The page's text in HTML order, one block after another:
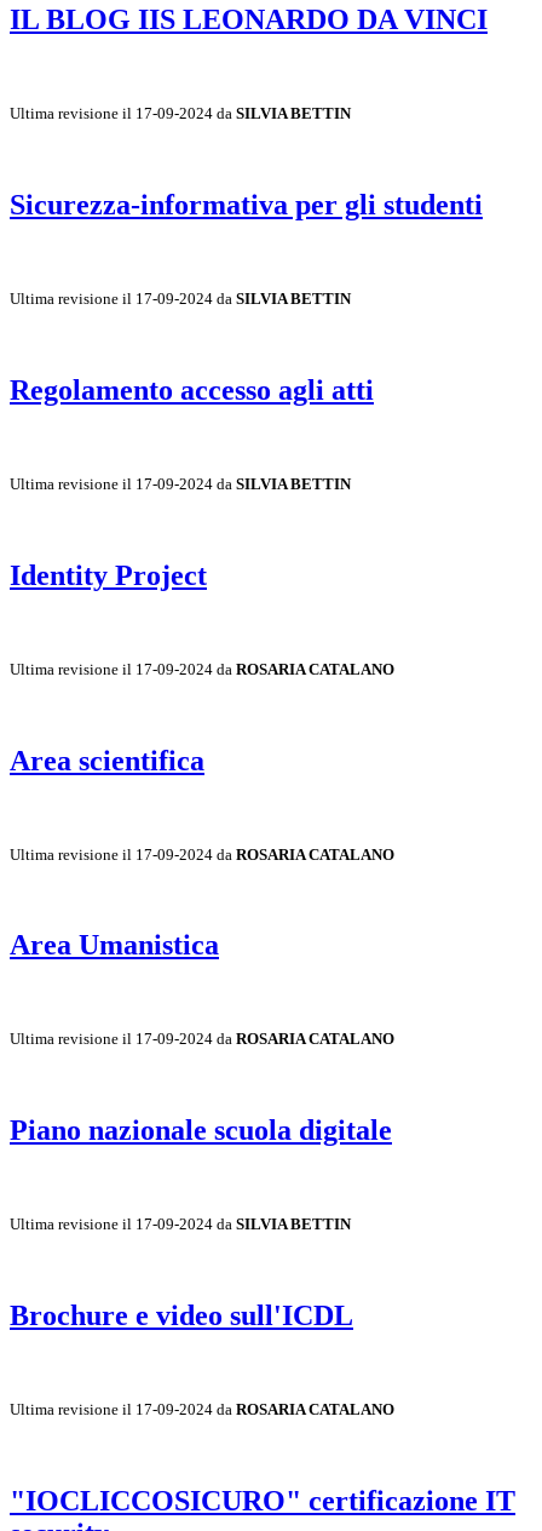
IL BLOG IIS LEONARDO DA VINCI
Ultima revisione il 17-09-2024 da SILVIA BETTIN
Sicurezza-informativa per gli studenti
Ultima revisione il 17-09-2024 da SILVIA BETTIN
Regolamento accesso agli atti
Ultima revisione il 17-09-2024 da SILVIA BETTIN
Identity Project
Ultima revisione il 17-09-2024 da ROSARIA CATALANO
Area scientifica
Ultima revisione il 17-09-2024 da ROSARIA CATALANO
Area Umanistica
Ultima revisione il 17-09-2024 da ROSARIA CATALANO
Piano nazionale scuola digitale
Ultima revisione il 17-09-2024 da SILVIA BETTIN
Brochure e video sull'ICDL
Ultima revisione il 17-09-2024 da ROSARIA CATALANO
"IOCLICCOSICURO" certificazione IT